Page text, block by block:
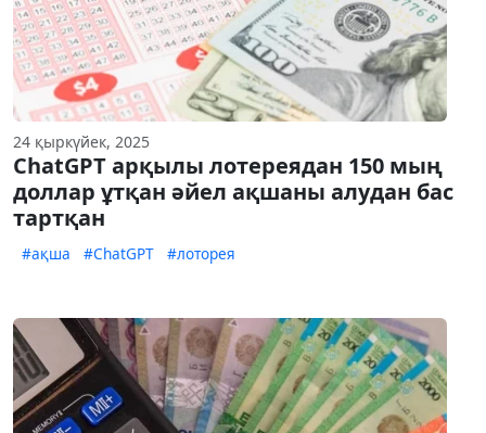
24 қыркүйек, 2025
ChatGPT арқылы лотереядан 150 мың
доллар ұтқан әйел ақшаны алудан бас
тартқан
#ақша #ChatGPT #лоторея